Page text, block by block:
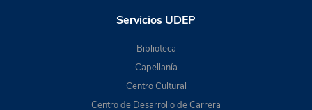
Servicios UDEP
Biblioteca
Capellanía
Centro Cultural
Centro de Desarrollo de Carrera